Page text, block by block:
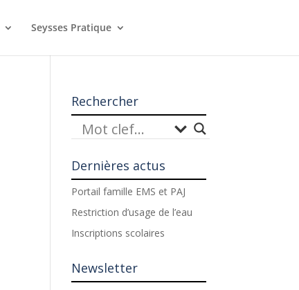
Seysses Pratique
Rechercher
Dernières actus
Portail famille EMS et PAJ
Restriction d’usage de l’eau
Inscriptions scolaires
Newsletter